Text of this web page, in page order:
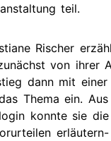
teil.
Rischer
von ihrer
dann mit einer
Thema ein.
konnte sie